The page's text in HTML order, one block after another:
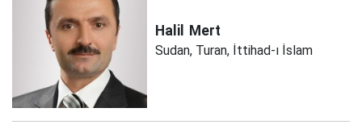
Halil Mert
Sudan, Turan, İttihad-ı İslam